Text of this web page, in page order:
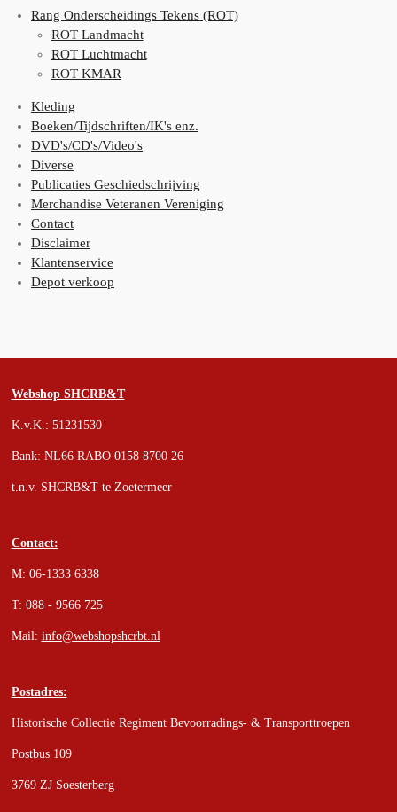
Rang Onderscheidings Tekens (ROT)
ROT Landmacht
ROT Luchtmacht
ROT KMAR
Kleding
Boeken/Tijdschriften/IK's enz.
DVD's/CD's/Video's
Diverse
Publicaties Geschiedschrijving
Merchandise Veteranen Vereniging
Contact
Disclaimer
Klantenservice
Depot verkoop
Webshop SHCRB&T
K.v.K.: 51231530
Bank: NL66 RABO 0158 8700 26
t.n.v. SHCRB&T te Zoetermeer
Contact:
M: 06-1333 6338
T: 088 - 9566 725
Mail: info@webshopshcrbt.nl
Postadres:
Historische Collectie Regiment Bevoorradings- & Transporttroepen
Postbus 109
3769 ZJ Soesterberg